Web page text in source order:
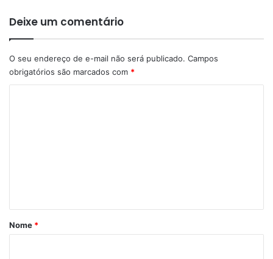
Deixe um comentário
O seu endereço de e-mail não será publicado. Campos
obrigatórios são marcados com *
rNome *